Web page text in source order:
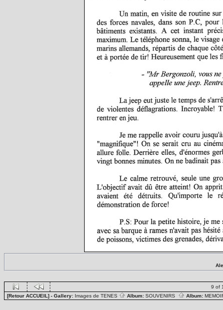
9 of
[Retour ACCUEIL] - Gallery: Images de TENES Album: SOUVENIRS Album: